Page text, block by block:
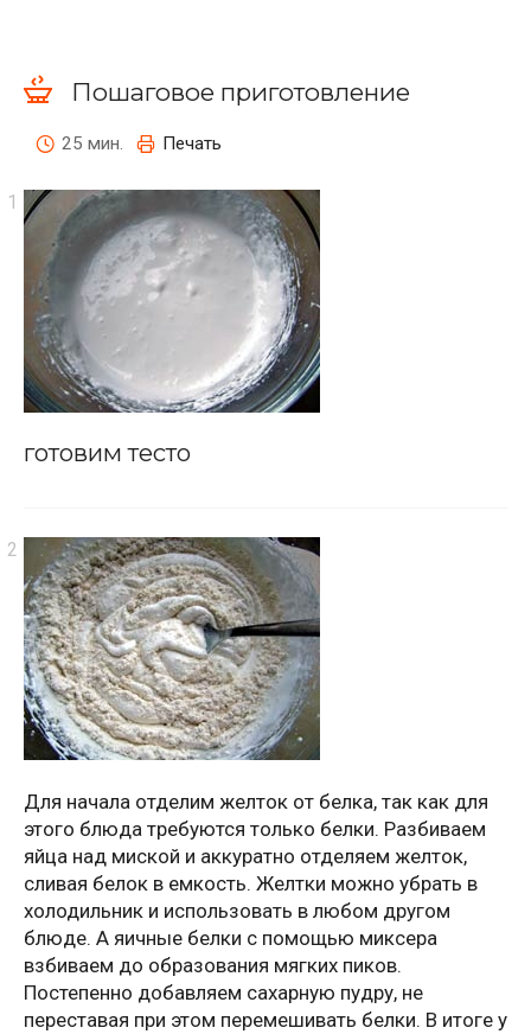
Пошаговое приготовление
25 мин. Печать
готовим тесто
Для начала отделим желток от белка, так как для
этого блюда требуются только белки. Разбиваем
яйца над миской и аккуратно отделяем желток,
сливая белок в емкость. Желтки можно убрать в
холодильник и использовать в любом другом
блюде. А яичные белки с помощью миксера
взбиваем до образования мягких пиков.
Постепенно добавляем сахарную пудру, не
переставая при этом перемешивать белки. В итоге у